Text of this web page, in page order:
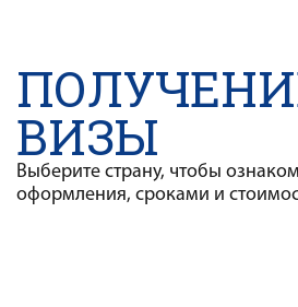
ВИЗЫ
Выберите страну, чтобы
оформления, сроками и